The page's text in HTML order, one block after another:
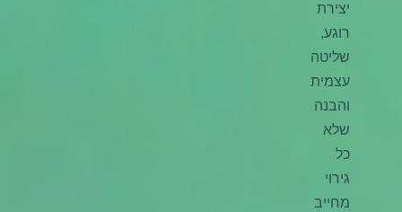
יצירת
רוגע,
שליטה
עצמית
והבנה
שלא
כל
גירוי
מחייב